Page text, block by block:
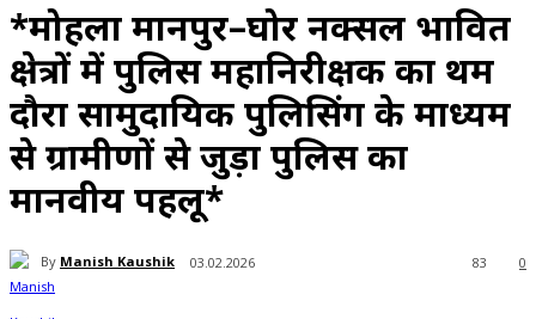
*मोहला मानपुर–घोर नक्सल प्रभावित
क्षेत्रों में पुलिस महानिरीक्षक का प्रथम
दौरा सामुदायिक पुलिसिंग के माध्यम
से ग्रामीणों से जुड़ा पुलिस का
मानवीय पहलू*
By Manish Kaushik 03.02.2026 0
83